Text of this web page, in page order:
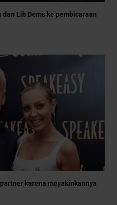
Lib Dems ke pembicaraan
karena meyakinkannya